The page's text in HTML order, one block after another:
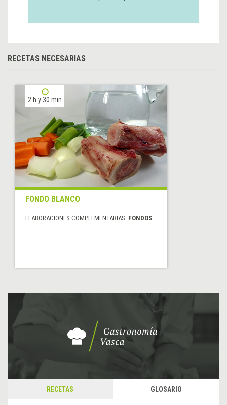
RECETAS NECESARIAS
2 h y 30 min
FONDO BLANCO
ELABORACIONES COMPLEMENTARIAS: FONDOS
RECETAS GLOSARIO